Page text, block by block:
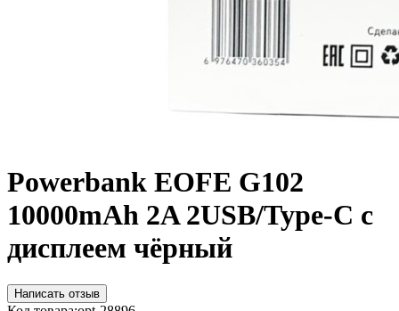
Powerbank EOFE G102
10000mAh 2A 2USB/Type-C с
дисплеем чёрный
Написать отзыв